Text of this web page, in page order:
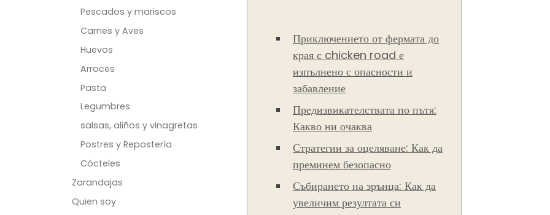
Приключението от фермата до
края с chicken road е
изпълнено с опасности и
забавление
Предизвикателствата по пътя:
Какво ни очаква
Стратегии за оцеляване: Как да
преминем безопасно
Събирането на зрънца: Как да
увеличим резултата си
Pescados y mariscos
Carnes y Aves
Huevos
Arroces
Pasta
Legumbres
salsas, aliños y vinagretas
Postres y Repostería
Cócteles
Zarandajas
Quien soy